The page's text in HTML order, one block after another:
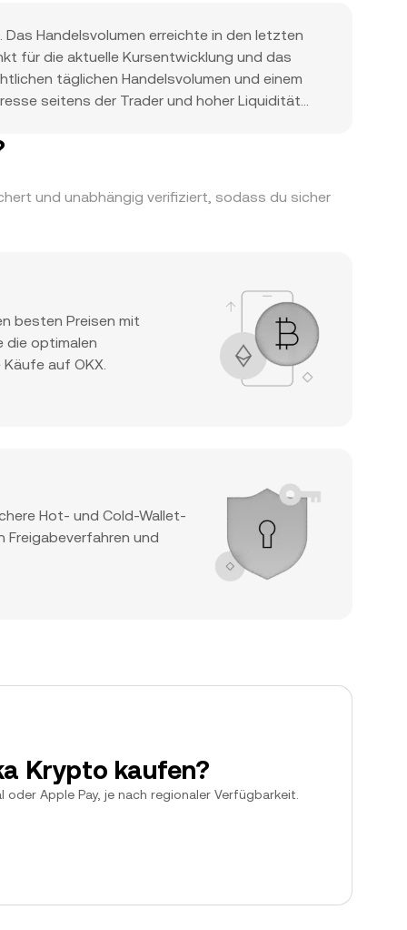
Handelsvolumen erreichte in den letzten
für die aktuelle Kursentwicklung und das
täglichen Handelsvolumen und einem
seitens der Trader und hoher Liquidität
und unabhängig verifiziert, sodass du sicher
besten Preisen mit
die optimalen
auf OKX.
Hot- und Cold-Wallet-
Freigabeverfahren und
Krypto kaufen?
Apple Pay, je nach regionaler Verfügbarkeit.